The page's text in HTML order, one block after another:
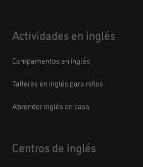
Actividades en inglés
Campamentos en inglés
Talleres en inglés para niños
Aprender inglés en casa
Centros de inglés